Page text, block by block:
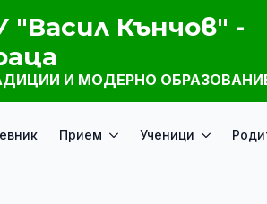
"Васил Кънчов" -
И МОДЕРНО
Прием Ученици